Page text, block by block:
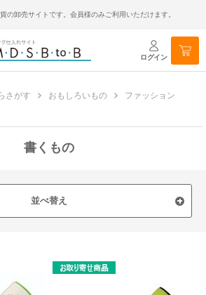
の卸売サイトです。会員様のみご利用いただけます。
ログイン
さがす おもしろいもの
ファッション
書くもの
並べ替え